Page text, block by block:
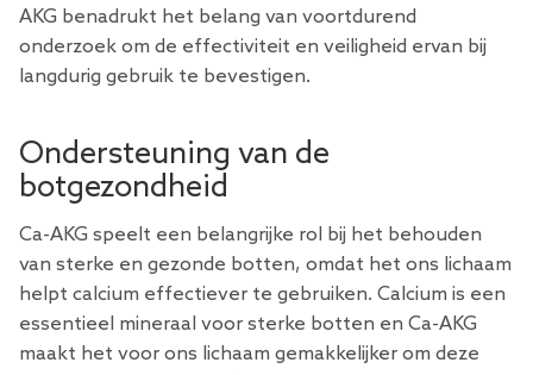
AKG benadrukt het belang van voortdurend
onderzoek om de effectiviteit en veiligheid ervan bij
langdurig gebruik te bevestigen.
Ondersteuning van de
botgezondheid
Ca-AKG speelt een belangrijke rol bij het behouden
van sterke en gezonde botten, omdat het ons lichaam
helpt calcium effectiever te gebruiken. Calcium is een
essentieel mineraal voor sterke botten en Ca-AKG
maakt het voor ons lichaam gemakkelijker om deze